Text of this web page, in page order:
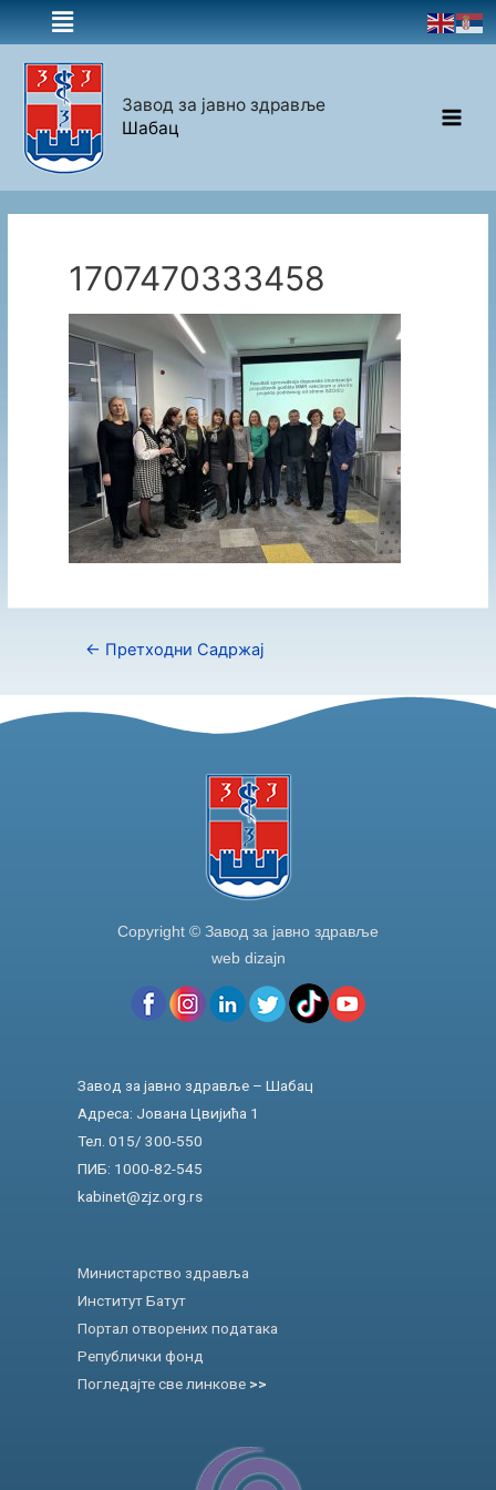
Завод за јавно здравље
Шабац
1707470333458
← Претходни Садржај
Copyright © Завод за јавно здравље
web dizajn
Завод за јавно здравље – Шабац
Адреса: Јована Цвијића 1
Тел. 015/ 300-550
ПИБ: 1000-82-545
kabinet@zjz.org.rs
Министарство здравља
Институт Батут
Портал отворених података
Републички фонд
Погледајте све линкове >>